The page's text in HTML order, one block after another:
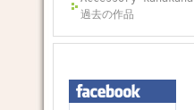
過去の作品